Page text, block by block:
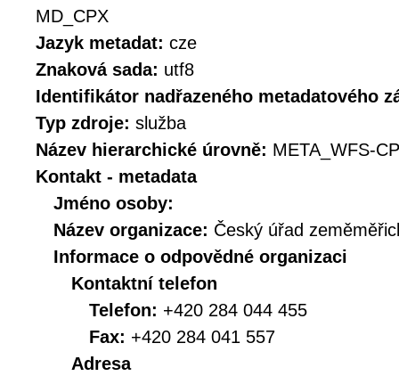
MD_CPX
Jazyk metadat: cze
Znaková sada: utf8
Identifikátor nadřazeného metadatového
Typ zdroje: služba
Název hierarchické úrovně: META_WFS-
Kontakt - metadata
Jméno osoby:
Název organizace: Český úřad
Informace o odpovědné organizaci
Kontaktní telefon
Telefon: +420 284 044 455
Fax: +420 284 041 557
Adresa